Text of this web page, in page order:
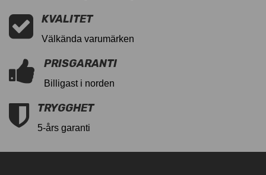
KVALITET
Välkända varumärken
PRISGARANTI
Billigast i norden
TRYGGHET
5-års garanti